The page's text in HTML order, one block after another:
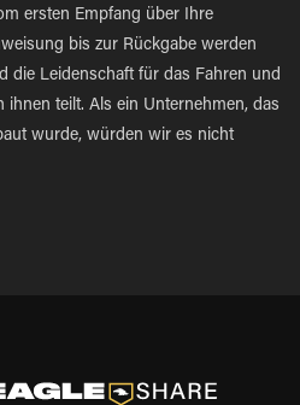
ersten Empfang über Ihre
bis zur Rückgabe werden
die Leidenschaft für das Fahren und
ihnen teilt. Als ein Unternehmen, das
wurde, würden wir es nicht